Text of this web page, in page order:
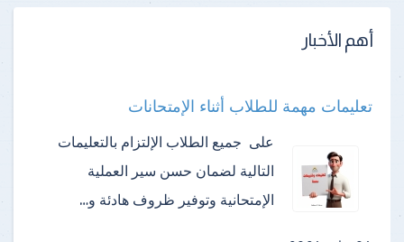
أهم الأخبار
تعليمات مهمة للطلاب أثناء الإمتحانات
على جميع الطلاب الإلتزام بالتعليمات
التالية لضمان حسن سير العملية
الإمتحانية وتوفير ظروف هادئة و…